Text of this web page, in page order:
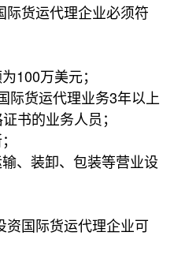
货运代理企业必须符
万美元；
货运代理业务3年以上
书的业务人员；
、装卸、包装等营业设
国际货运代理企业可